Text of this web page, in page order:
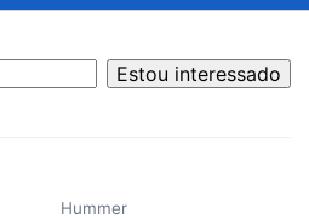
Estou interessado
Hummer